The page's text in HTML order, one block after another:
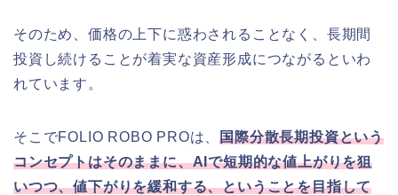
そのため、価格の上下に惑わされることなく、長期間
投資し続けることが着実な資産形成につながるといわ
れています。
そこでFOLIO ROBO PROは、国際分散長期投資という
コンセプトはそのままに、AIで短期的な値上がりを狙
いつつ、値下がりを緩和する、ということを目指して